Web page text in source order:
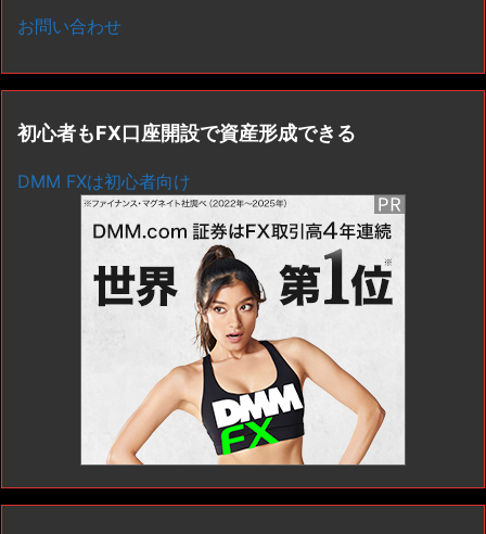
お問い合わせ
初心者もFX口座開設で資産形成できる
DMM FXは初心者向け